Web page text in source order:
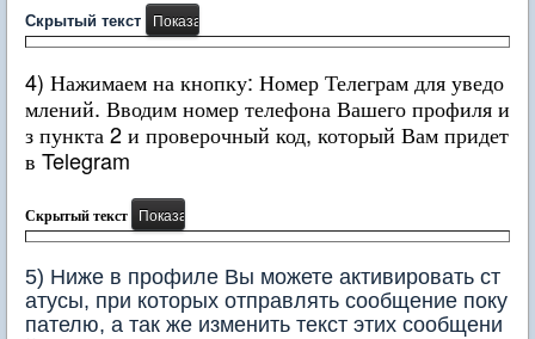
Скрытый текст
4) Нажимаем на кнопку: Номер Телеграм для уведо
млений. Вводим номер телефона Вашего профиля и
з пункта 2 и проверочный код, который Вам придет
в Telegram
Скрытый текст
5) Ниже в профиле Вы можете активировать ст
атусы, при которых отправлять сообщение поку
пателю, а так же изменить текст этих сообщени